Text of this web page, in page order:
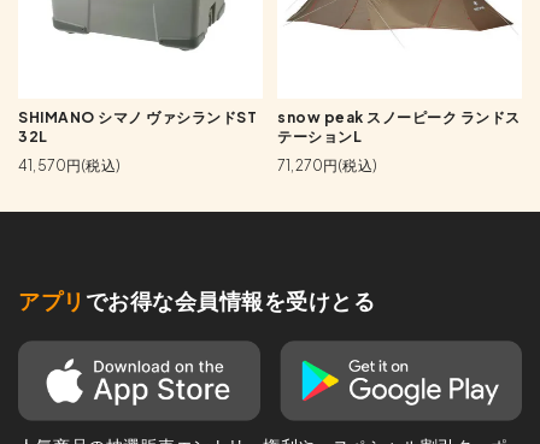
SHIMANO シマノ ヴァシランドST
32L
41,570円(税込)
snow peak スノーピーク ランドス
テーションL
71,270円(税込)
アプリ でお得な会員情報を受けとる